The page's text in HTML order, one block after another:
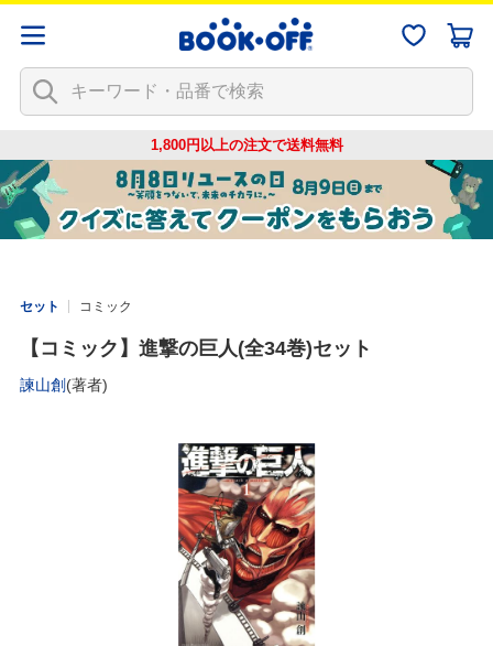
1,800円以上の注文で送料無料
セット コミック
【コミック】進撃の巨人(全34巻)セット
諫山創 (著者)